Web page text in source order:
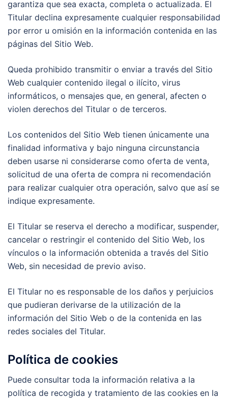
garantiza que sea exacta, completa o actualizada. El
Titular declina expresamente cualquier responsabilidad
por error u omisión en la información contenida en las
páginas del Sitio Web.
Queda prohibido transmitir o enviar a través del Sitio
Web cualquier contenido ilegal o ilícito, virus
informáticos, o mensajes que, en general, afecten o
violen derechos del Titular o de terceros.
Los contenidos del Sitio Web tienen únicamente una
finalidad informativa y bajo ninguna circunstancia
deben usarse ni considerarse como oferta de venta,
solicitud de una oferta de compra ni recomendación
para realizar cualquier otra operación, salvo que así se
indique expresamente.
El Titular se reserva el derecho a modificar, suspender,
cancelar o restringir el contenido del Sitio Web, los
vínculos o la información obtenida a través del Sitio
Web, sin necesidad de previo aviso.
El Titular no es responsable de los daños y perjuicios
que pudieran derivarse de la utilización de la
información del Sitio Web o de la contenida en las
redes sociales del Titular.
Política de cookies
Puede consultar toda la información relativa a la
política de recogida y tratamiento de las cookies en la